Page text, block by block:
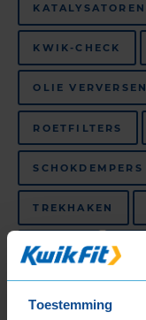
Toestemming
KATALYSATOREN
KWIK-CHECK
OLIE VERVERSEN
ROETFILTERS
SCHOKDEMPERS
TREKHAKEN
VELGEN